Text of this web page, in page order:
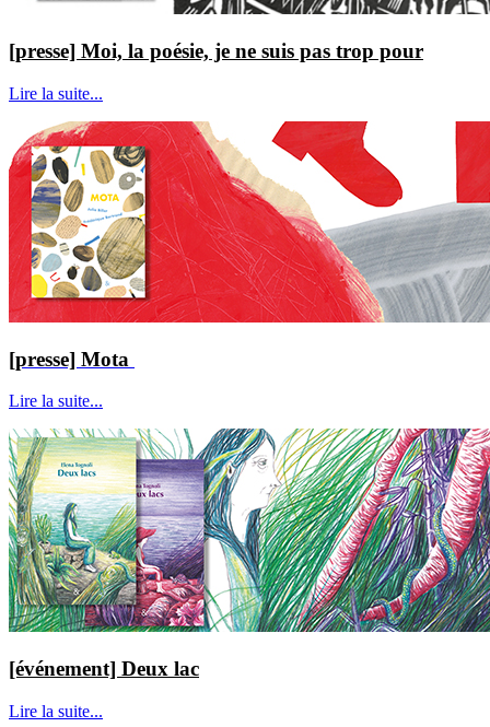
[presse] Moi, la poésie, je ne suis pas trop pour
Lire la suite...
[presse] Mota
Lire la suite...
[événement] Deux lac
Lire la suite...